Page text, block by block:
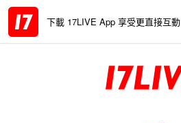
下載 17LIVE App 享受更直接互動